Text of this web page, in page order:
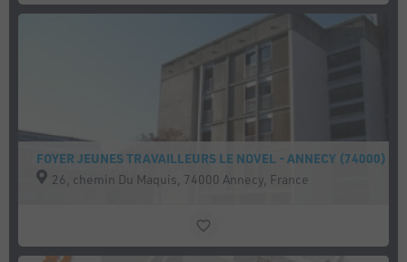
FOYER JEUNES TRAVAILLEURS LE NOVEL - ANNECY (74000)
26, chemin Du Maquis, 74000 Annecy, France